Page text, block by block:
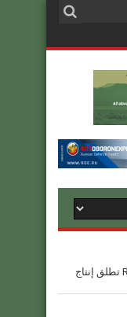
Rostec تطلق إنتاج